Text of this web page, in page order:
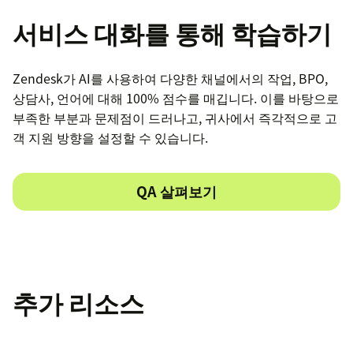
서비스 대화를 통해 학습하기
Zendesk가 AI를 사용하여 다양한 채널에서의 작업, BPO,
상담사, 언어에 대해 100% 점수를 매깁니다. 이를 바탕으로
부족한 부분과 문제점이 드러나고, 귀사에서 즉각적으로 고
객 지원 방향을 설정할 수 있습니다.
QA 살펴보기
추가 리소스